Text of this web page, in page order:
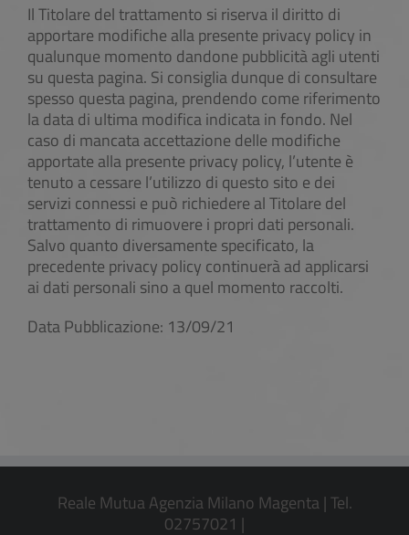
Il Titolare del trattamento si riserva il diritto di
apportare modifiche alla presente privacy policy in
qualunque momento dandone pubblicità agli utenti
su questa pagina. Si consiglia dunque di consultare
spesso questa pagina, prendendo come riferimento
la data di ultima modifica indicata in fondo. Nel
caso di mancata accettazione delle modifiche
apportate alla presente privacy policy, l’utente è
tenuto a cessare l’utilizzo di questo sito e dei
servizi connessi e può richiedere al Titolare del
trattamento di rimuovere i propri dati personali.
Salvo quanto diversamente specificato, la
precedente privacy policy continuerà ad applicarsi
ai dati personali sino a quel momento raccolti.
Data Pubblicazione: 13/09/21
Reale Mutua Agenzia Milano Magenta | Tel.
02757021 |